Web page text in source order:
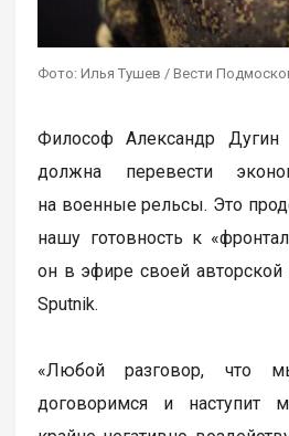
Фото: Илья Тушев / Вести
Философ Александр Дугин
должна перевести
на военные рельсы. Это
нашу готовность к
он в эфире своей
Sputnik.
«Любой разговор, что
договоримся и наступит